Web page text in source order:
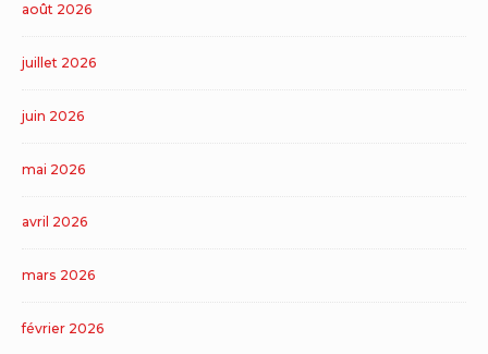
août 2026
juillet 2026
juin 2026
mai 2026
avril 2026
mars 2026
février 2026